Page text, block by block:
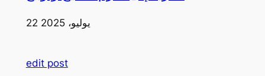
22 يوليو، 2025
edit post